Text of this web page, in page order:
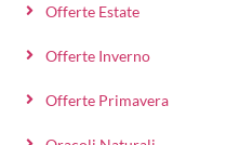
Offerte Estate
Offerte Inverno
Offerte Primavera